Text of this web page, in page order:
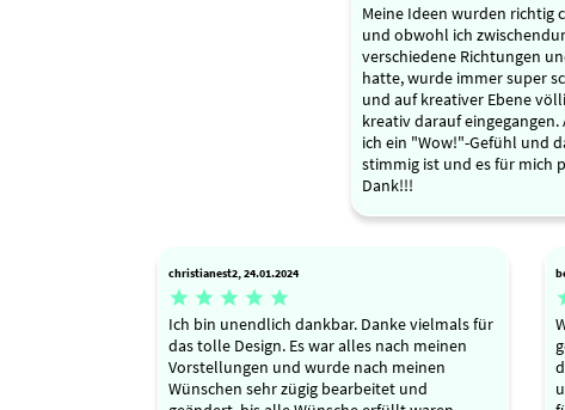
Meine Ideen wurden richtig
und obwohl ich
verschiedene Richtungen
hatte, wurde immer super
und auf kreativer Ebene
kreativ darauf eingegangen.
ich ein "Wow!"-Gefühl und
stimmig ist und es für mich
Dank!!!
christianest2, 24.01.2024
    
Ich bin unendlich dankbar. Danke vielmals für
das tolle Design. Es war alles nach meinen
Vorstellungen und wurde nach meinen
Wünschen sehr zügig bearbeitet und